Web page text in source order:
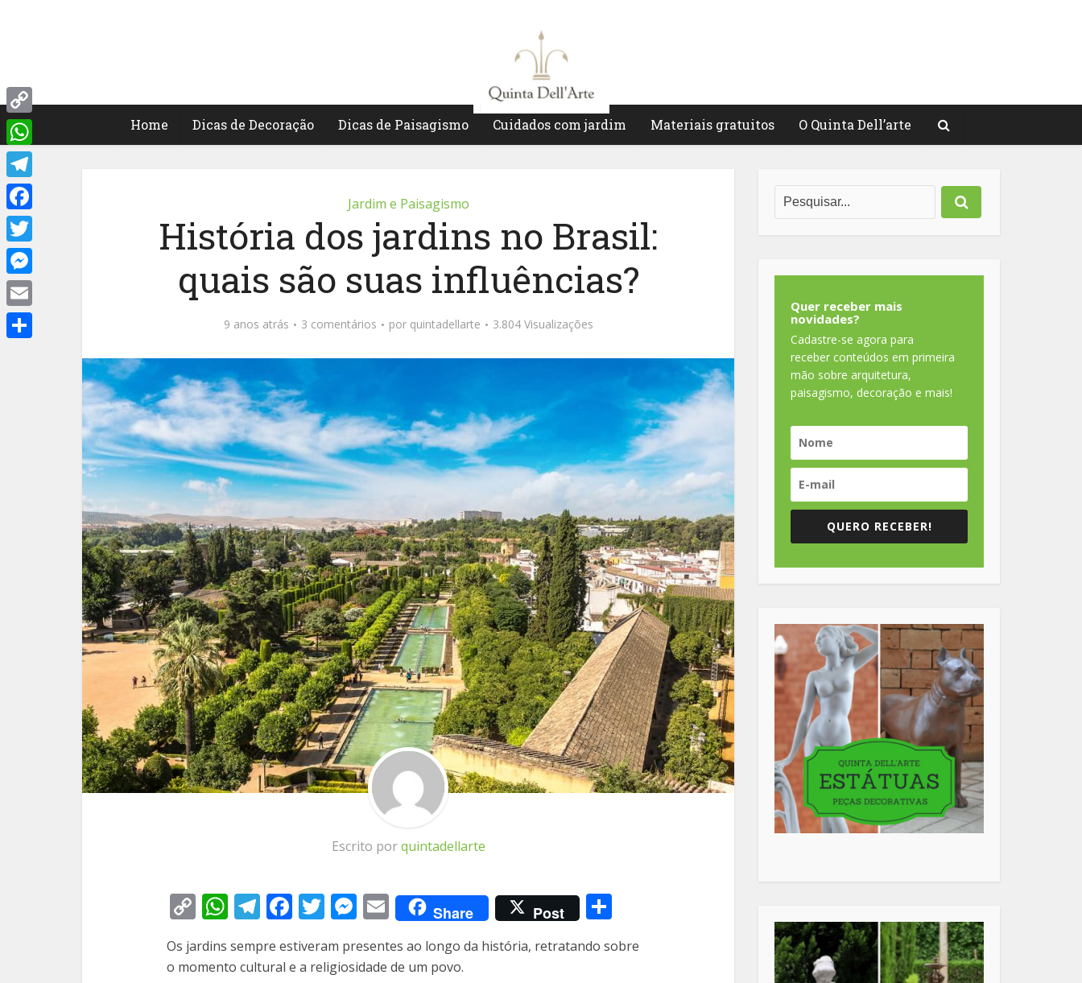
Home Dicas de Decoração Dicas de Paisagismo Cuidados com jardim Materiais gratuitos O Quinta Dell’arte
Jardim e Paisagismo
História dos jardins no Brasil:
quais são suas influências?
9 anos atrás 3 comentários por quintadellarte 3.804 Visualizações
Escrito porquintadellarte
Copy
Link
WhatsApp
Telegram
Facebook
Twitter
Messenger
EmailShare Post
Os jardins sempre estiveram presentes ao longo da história, retratando sobre
o momento cultural e a religiosidade de um povo.
Quer receber mais
novidades?
Cadastre-se agora para
receber conteúdos em primeira
mão sobre arquitetura,
paisagismo, decoração e mais!
QUERO RECEBER!
Copy
Link
WhatsApp
Telegram
Facebook
Twitter
Messenger
Email